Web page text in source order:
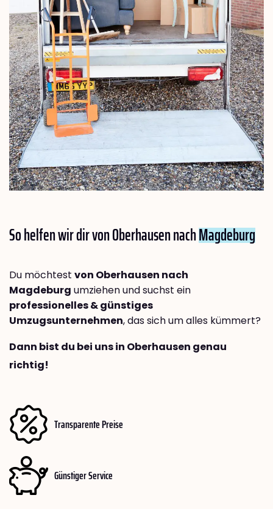
So helfen wir dir von Oberhausen nachMagdeburg
Du möchtest von Oberhausen nach
Magdeburg umziehen und suchst ein
professionelles & günstiges
Umzugsunternehmen, das sich um alles kümmert?
Dann bist du bei uns in Oberhausen genau
richtig!
Transparente Preise
Günstiger Service